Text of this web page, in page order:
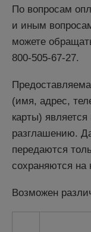
По вопросам
и иным
можете
800-505-67-27.
(имя, адрес,
карты)
разглашению.
передаются
сохраняются на
Возможен